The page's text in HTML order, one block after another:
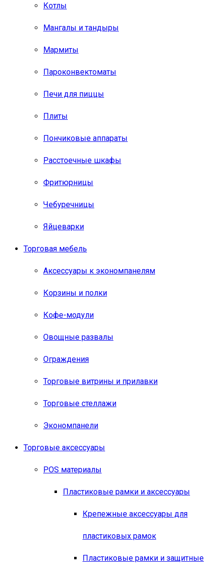
Котлы
Мангалы и тандыры
Мармиты
Пароконвектоматы
Печи для пиццы
Плиты
Пончиковые аппараты
Расстоечные шкафы
Фритюрницы
Чебуречницы
Яйцеварки
Торговая мебель
Аксессуары к экономпанелям
Корзины и полки
Кофе-модули
Овощные развалы
Ограждения
Торговые витрины и прилавки
Торговые стеллажи
Экономпанели
Торговые аксессуары
POS материалы
Пластиковые рамки и аксессуары
Крепежные аксессуары для
пластиковых рамок
Пластиковые рамки и защитные